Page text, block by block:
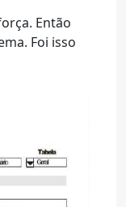
Então
Foi isso